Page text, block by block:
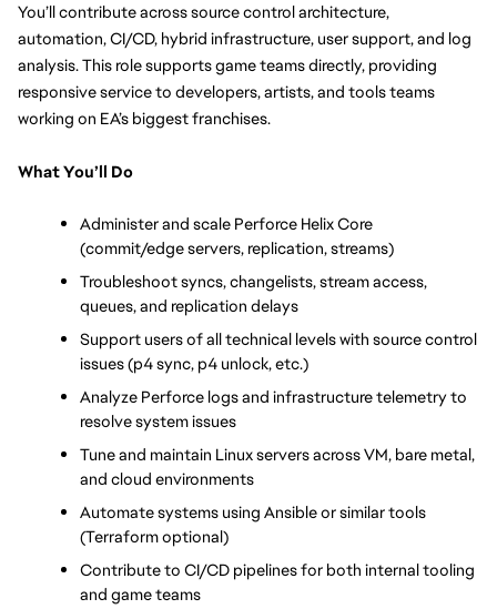
You’ll contribute across source control architecture,
automation, CI/CD, hybrid infrastructure, user support, and log
analysis. This role supports game teams directly, providing
responsive service to developers, artists, and tools teams
working on EA’s biggest franchises.
What You’ll Do
Administer and scale Perforce Helix Core
(commit/edge servers, replication, streams)
Troubleshoot syncs, changelists, stream access,
queues, and replication delays
Support users of all technical levels with source control
issues (p4 sync, p4 unlock, etc.)
Analyze Perforce logs and infrastructure telemetry to
resolve system issues
Tune and maintain Linux servers across VM, bare metal,
and cloud environments
Automate systems using Ansible or similar tools
(Terraform optional)
Contribute to CI/CD pipelines for both internal tooling
and game teams